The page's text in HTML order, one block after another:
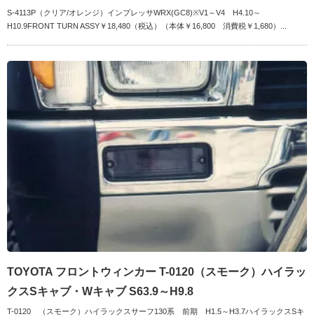
S-4113P（クリア/オレンジ）インプレッサWRX(GC8)※V1～V4 H4.10～
H10.9FRONT TURN ASSY￥18,480（税込）（本体￥16,800 消費税￥1,680）...
TOYOTA フロントウィンカー T-0120（スモーク）ハイラッ
クスSキャブ・Wキャブ S63.9～H9.8
T-0120 （スモーク）ハイラックスサーフ130系 前期 H1.5～H3.7ハイラックスSキ